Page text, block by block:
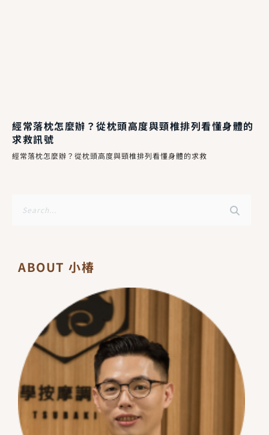
經常落枕怎麼辦？從枕頭高度與頸椎排列看懂身體的
求救訊號
經常落枕怎麼辦？從枕頭高度與頸椎排列看懂身體的求救
ABOUT 小椿